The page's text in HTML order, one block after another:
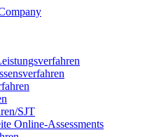
SJT
Online-Assessments